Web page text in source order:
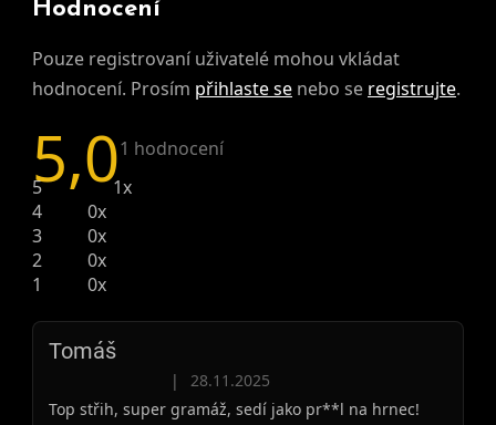
Hodnocení
Pouze registrovaní uživatelé mohou vkládat
hodnocení. Prosím přihlaste se nebo se registrujte.
5,01 hodnocení
5
1x
4
0x
3
0x
2
0x
1
0x
Tomáš
Hodnocení produktu je 5 z 5 hvězdiček.
|
28.11.2025
Top střih, super gramáž, sedí jako pr**l na hrnec!